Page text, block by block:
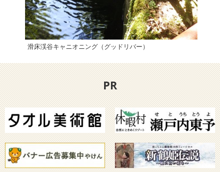
滑床渓谷キャニオニング（グッドリバー）
PR